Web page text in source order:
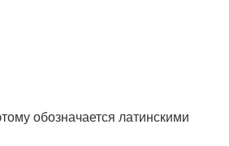
обозначается латинскими